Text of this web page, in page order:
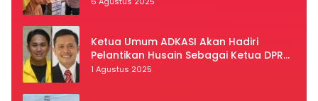
Ketua Umum ADKASI Akan Hadiri
Pelantikan Husain Sebagai Ketua DPRD
Luwu Utara
1 Agustus 2025